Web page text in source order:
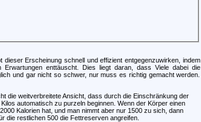
Erscheinung schnell und effizient entgegenzuwirken, indem
enttäuscht. Dies liegt daran, dass Viele dabei die
und gar nicht so schwer, nur muss es richtig gemacht werden.
die weitverbreitete Ansicht, dass durch die Einschränkung der
automatisch zu purzeln beginnen. Wenn der Körper einen
Kalorien hat, und man nimmt aber nur 1500 zu sich, dann
die restlichen 500 die Fettreserven angreifen.